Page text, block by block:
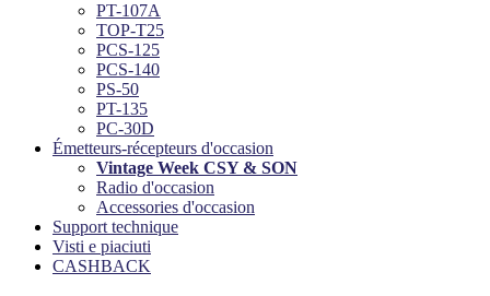
PT-107A
TOP-T25
PCS-125
PCS-140
PS-50
PT-135
PC-30D
Émetteurs-récepteurs d'occasion
Vintage Week CSY & SON
Radio d'occasion
Accessories d'occasion
Support technique
Visti e piaciuti
CASHBACK